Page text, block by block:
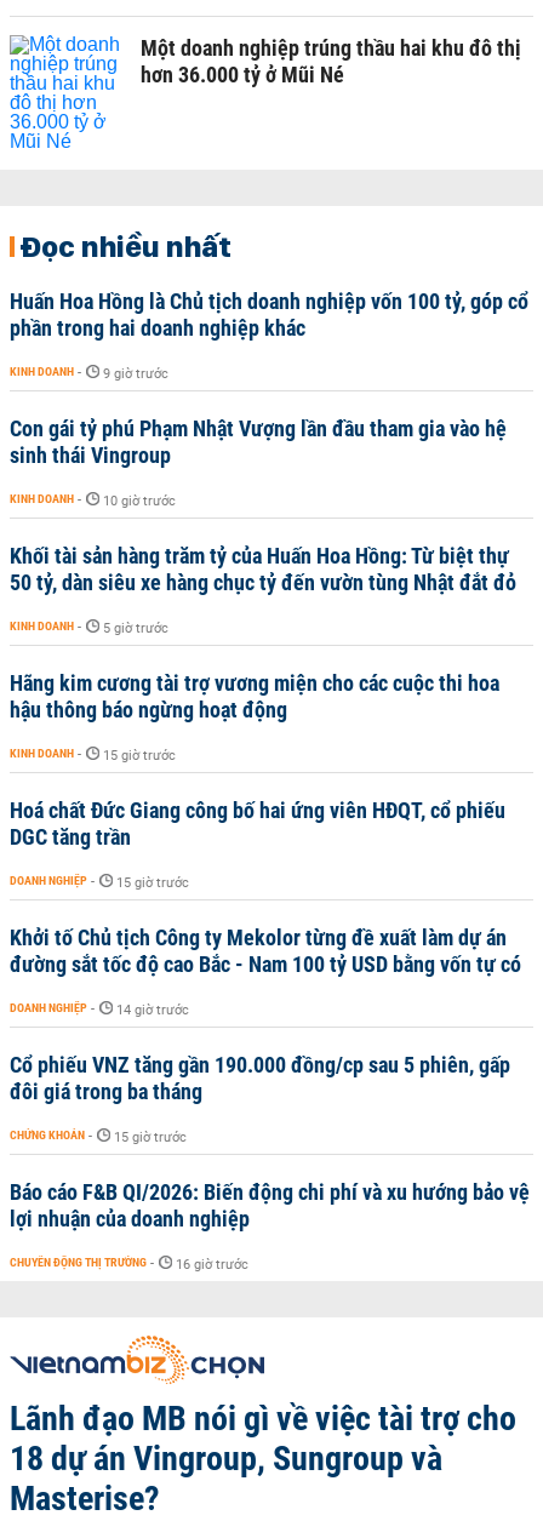
Một doanh nghiệp trúng thầu hai khu đô thị
hơn 36.000 tỷ ở Mũi Né
Đọc nhiều nhất
Huấn Hoa Hồng là Chủ tịch doanh nghiệp vốn 100 tỷ, góp cổ
phần trong hai doanh nghiệp khác
KINH DOANH - 9 giờ trước
Con gái tỷ phú Phạm Nhật Vượng lần đầu tham gia vào hệ
sinh thái Vingroup
KINH DOANH - 10 giờ trước
Khối tài sản hàng trăm tỷ của Huấn Hoa Hồng: Từ biệt thự
50 tỷ, dàn siêu xe hàng chục tỷ đến vườn tùng Nhật đắt đỏ
KINH DOANH - 5 giờ trước
Hãng kim cương tài trợ vương miện cho các cuộc thi hoa
hậu thông báo ngừng hoạt động
KINH DOANH - 15 giờ trước
Hoá chất Đức Giang công bố hai ứng viên HĐQT, cổ phiếu
DGC tăng trần
DOANH NGHIỆP - 15 giờ trước
Khởi tố Chủ tịch Công ty Mekolor từng đề xuất làm dự án
đường sắt tốc độ cao Bắc - Nam 100 tỷ USD bằng vốn tự có
DOANH NGHIỆP - 14 giờ trước
Cổ phiếu VNZ tăng gần 190.000 đồng/cp sau 5 phiên, gấp
đôi giá trong ba tháng
CHỨNG KHOÁN - 15 giờ trước
Báo cáo F&B QI/2026: Biến động chi phí và xu hướng bảo vệ
lợi nhuận của doanh nghiệp
CHUYỂN ĐỘNG THỊ TRƯỜNG - 16 giờ trước
Lãnh đạo MB nói gì về việc tài trợ cho
18 dự án Vingroup, Sungroup và
Masterise?